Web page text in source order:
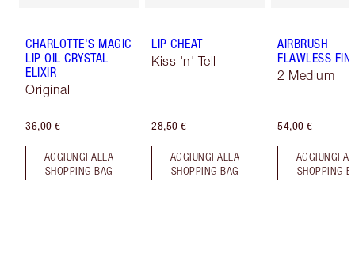
CHARLOTTE'S MAGIC
LIP OIL CRYSTAL
ELIXIR
Original
36,00 €
AGGIUNGI ALLA
SHOPPING BAG
LIP CHEAT
Kiss 'n' Tell
28,50 €
AGGIUNGI ALLA
SHOPPING BAG
AIRBRUSH
FLAWLESS
2 Medium
54,00 €
AGGIUNGI
SHOPPING